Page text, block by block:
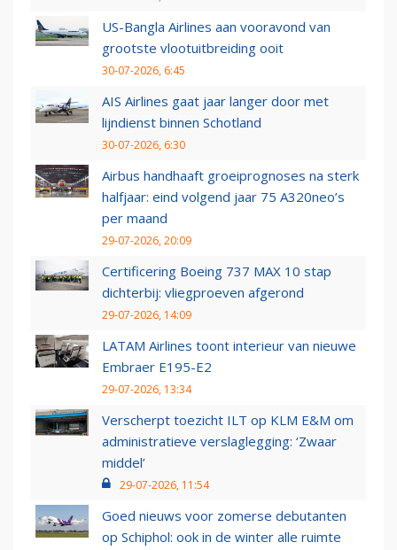
US-Bangla Airlines aan vooravond van
grootste vlootuitbreiding ooit
30-07-2026, 6:45
AIS Airlines gaat jaar langer door met
lijndienst binnen Schotland
30-07-2026, 6:30
Airbus handhaaft groeiprognoses na sterk
halfjaar: eind volgend jaar 75 A320neo’s
per maand
29-07-2026, 20:09
Certificering Boeing 737 MAX 10 stap
dichterbij: vliegproeven afgerond
29-07-2026, 14:09
LATAM Airlines toont interieur van nieuwe
Embraer E195-E2
29-07-2026, 13:34
Verscherpt toezicht ILT op KLM E&M om
administratieve verslaglegging: ‘Zwaar
middel’
29-07-2026, 11:54
Goed nieuws voor zomerse debutanten
op Schiphol: ook in de winter alle ruimte